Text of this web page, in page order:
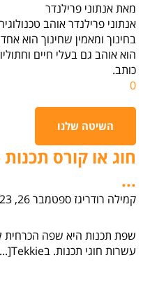
מאת אנתוני פרילנדר
אנתוני פרילנדר אוהב
בחינוך ומאמין שחינוך הוא
הוא אוהב גם בעלי חיים
כותב.
0
השיטה שלנו
חוג או קורס תכנות
...
קמילה רודריגזספטמבר 26, 2023
שפת תכנות היא שפה הכרחית
עשרות חוגי תכנות. בTekkie[...]